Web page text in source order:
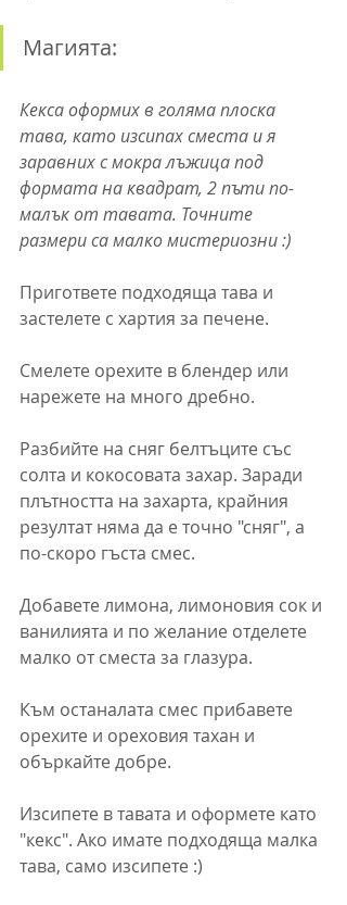
Магията:
Кекса оформих в голяма плоска
тава, като изсипах сместа и я
заравних с мокра лъжица под
формата на квадрат, 2 пъти по-
малък от тавата. Точните
размери са малко мистериозни :)
Пригответе подходяща тава и
застелете с хартия за печене.
Смелете орехите в блендер или
нарежете на много дребно.
Разбийте на сняг белтъците със
солта и кокосовата захар. Заради
плътността на захарта, крайния
резултат няма да е точно "сняг", а
по-скоро гъста смес.
Добавете лимона, лимоновия сок и
ванилията и по желание отделете
малко от сместа за глазура.
Към останалата смес прибавете
орехите и ореховия тахан и
объркайте добре.
Изсипете в тавата и оформете като
"кекс". Ако имате подходяща малка
тава, само изсипете :)